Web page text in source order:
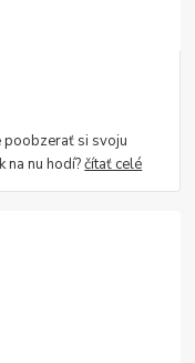
poobzerať si svoju
na nu hodí?čítať celé